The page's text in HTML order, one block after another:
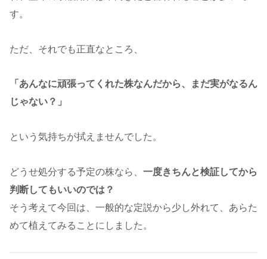
す。
ただ、それでも正直なところ、
「あんなに頑張ってくれた株なんだから、まだ実がなるん
じゃない？」
という気持ちが拭えませんでした。
どうせ処分する予定の株なら、 一度きちんと検証してから
判断してもいいのでは？
そう考えて今回は、一般的な定説から少し外れて、あらた
めて植えてみることにしました。